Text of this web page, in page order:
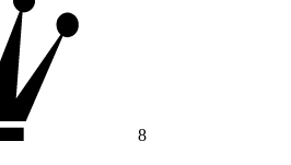
8